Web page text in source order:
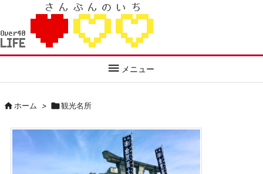
 メニュー
 ホーム > 観光名所